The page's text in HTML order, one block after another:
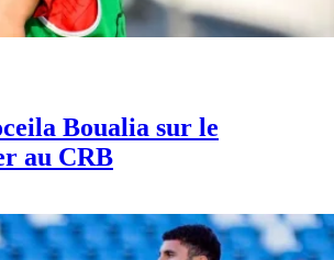
Boualia sur le
au CRB